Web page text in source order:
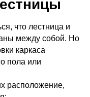
что лестница и
между собой. Но
каркаса
пола или
расположение,